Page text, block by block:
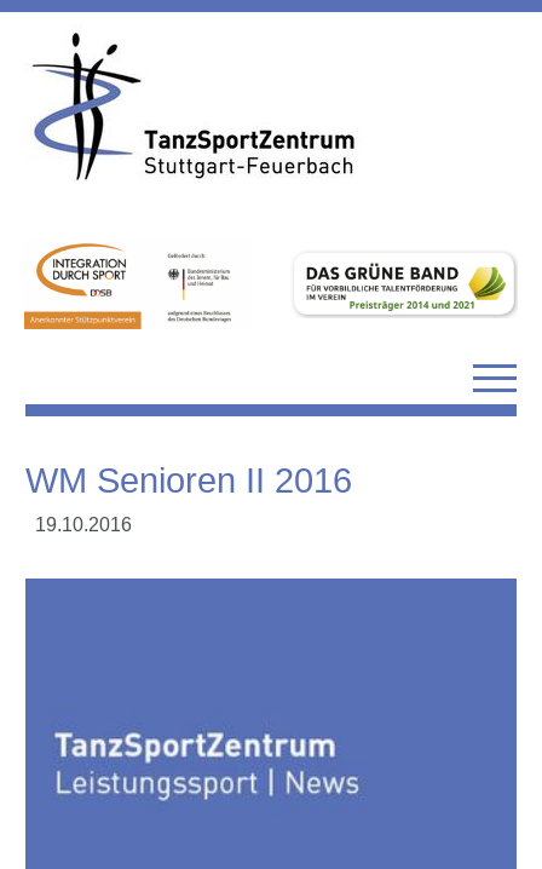
WM Senioren II 2016
19.10.2016